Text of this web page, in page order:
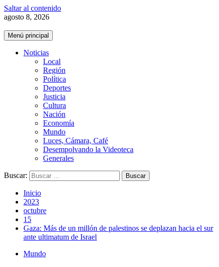
Saltar al contenido
agosto 8, 2026
Menú principal
Noticias
Local
Región
Política
Deportes
Justicia
Cultura
Nación
Economía
Mundo
Luces, Cámara, Café
Desempolvando la Videoteca
Generales
Buscar:
Inicio
2023
octubre
15
Gaza: Más de un millón de palestinos se deplazan hacia el sur
ante ultimatum de Israel
Mundo